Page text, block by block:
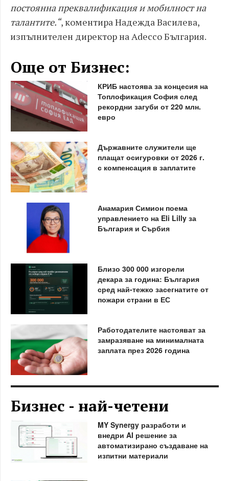
постоянна преквалификация и мобилност на
талантите.“, коментира Надежда Василева,
изпълнителен директор на Adecco България.
Още от Бизнес:
КРИБ настоява за концесия на
Топлофикация София след
рекордни загуби от 220 млн.
евро
Държавните служители ще
плащат осигуровки от 2026 г.
с компенсация в заплатите
Анамария Симион поема
управлението на Eli Lilly за
България и Сърбия
Близо 300 000 изгорели
декара за година: България
сред най-тежко засегнатите от
пожари страни в ЕС
Работодателите настояват за
замразяване на минималната
заплата през 2026 година
Бизнес - най-четени
MY Synergy разработи и
внедри AI решение за
автоматизирано създаване на
изпитни материали